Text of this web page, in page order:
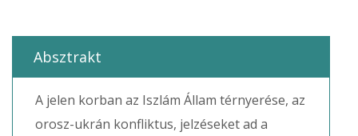
Absztrakt
A jelen korban az Iszlám Állam térnyerése, az
orosz-ukrán konfliktus, jelzéseket ad a